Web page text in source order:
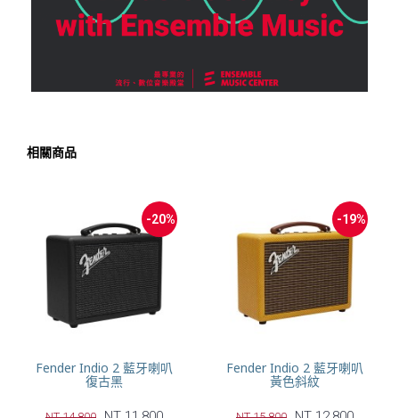
相關商品
-20%
Fender Indio 2 藍牙喇叭
復古黑
-19%
Fender Indio 2 藍牙喇叭
黃色斜紋